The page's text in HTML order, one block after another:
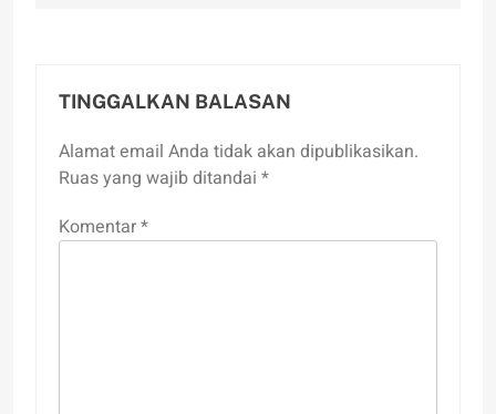
TINGGALKAN BALASAN
Alamat email Anda tidak akan dipublikasikan.
Ruas yang wajib ditandai *
Komentar*